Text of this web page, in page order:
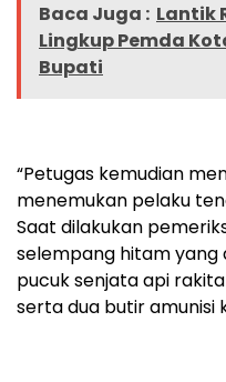
Baca Juga : Lantik
Lingkup Pemda
Bupati
“Petugas kemudian
menemukan pelaku
Saat dilakukan
selempang hitam yang
pucuk senjata api
serta dua butir amunisi